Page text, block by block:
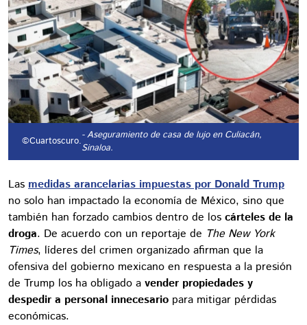
©Cuartoscuro.- Aseguramiento de casa de lujo en Culiacán,
Sinaloa.
Las medidas arancelarias impuestas por Donald Trump
no solo han impactado la economía de México, sino que
también han forzado cambios dentro de los cárteles de la
droga. De acuerdo con un reportaje de The New York
Times, líderes del crimen organizado afirman que la
ofensiva del gobierno mexicano en respuesta a la presión
de Trump los ha obligado a vender propiedades y
despedir a personal innecesario para mitigar pérdidas
económicas.